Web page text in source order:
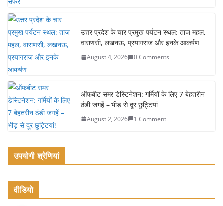
o
k
उत्तर प्रदेश के चार प्रमुख पर्यटन स्थल: ताज महल,
वाराणसी, लखनऊ, प्रयागराज और इनके आकर्षण
August 4, 2026 0 Comments
ऑफबीट समर डेस्टिनेशन: गर्मियों के लिए 7 बेहतरीन
ठंडी जगहें – भीड़ से दूर छुट्टियां
August 2, 2026 1 Comment
उपयोगी श्रेणियां
वीडियो